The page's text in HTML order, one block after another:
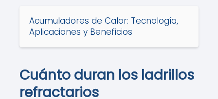
Acumuladores de Calor: Tecnología,
Aplicaciones y Beneficios
Cuánto duran los ladrillos
refractarios